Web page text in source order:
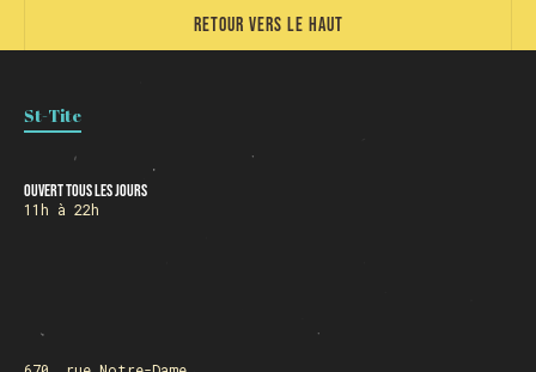
Retour vers le haut
St-Tite
Ouvert tous les jours
11h à 22h
HORAIRE DES FÊTES